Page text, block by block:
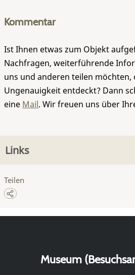
Kommentar
Ist Ihnen etwas zum Objekt
Nachfragen, weiterführende
uns und anderen teilen möchten,
Ungenauigkeit entdeckt? Dann
eine Mail. Wir freuen uns über
Links
Teilen
Museum